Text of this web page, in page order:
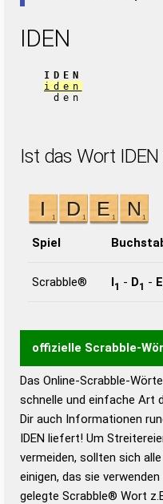
IDEN
IDEN
iden
den
Ist das Wort
Spiel
Scrabble® I1 - D1 - E
offizielle Scrabble-
Wortwurzel liefert mit
Wortanalyse-
Wortbedeutung,
Gültigkeit eines Wortes
bestimmen!
Wörterbücher sind:
Das Online-Scrabble-
schnelle und einfache Art
Dir auch Informationen
IDEN liefert! Um
vermeiden, sollten sich
einigen, das sie
gelegte Scrabble® Wort